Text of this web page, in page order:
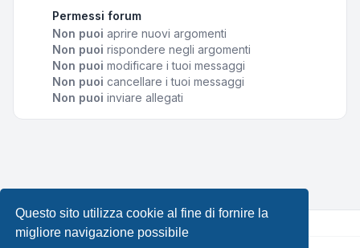
Questo sito utilizza cookie al fine di fornire la
migliore navigazione possibile
Permessi forum
Non puoi aprire nuovi argomenti
Non puoi rispondere negli argomenti
Non puoi modificare i tuoi messaggi
Non puoi cancellare i tuoi messaggi
Non puoi inviare allegati